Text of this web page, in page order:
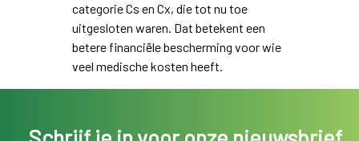
categorie Cs en Cx, die tot nu toe
uitgesloten waren. Dat betekent een
betere financiële bescherming voor wie
veel medische kosten heeft.